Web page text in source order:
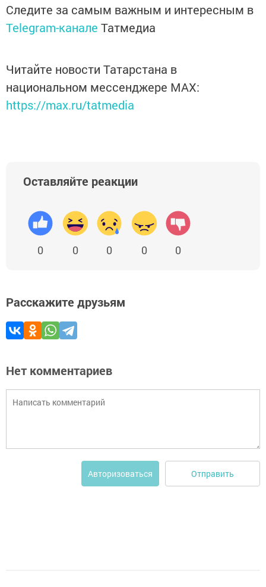
Следите за самым важным и интересным в
Telegram-канале Татмедиа
Читайте новости Татарстана в
национальном мессенджере MАХ:
https://max.ru/tatmedia
Оставляйте реакции
0 0 0 0 0
Расскажите друзьям
Нет комментариев
Авторизоваться Отправить